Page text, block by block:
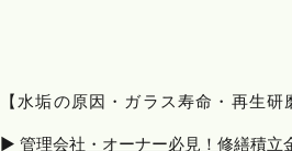
【水垢の原因・ガラス寿命・再生研
▶ 管理会社・オーナー必見！修繕積